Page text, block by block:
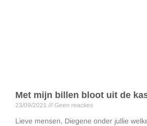
Met mijn billen bloot uit de
23/09/2021 Geen reacties
Lieve mensen, Diegene onder jullie